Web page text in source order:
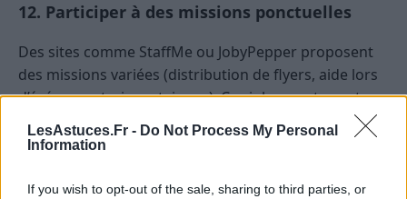
LesAstuces.Fr - Do Not Process My Personal
Information
If you wish to opt-out of the sale, sharing to third parties, or
12. Participer à des missions ponctuelles
Des sites comme StaffMe ou JobyPepper proposent
des missions variées (distribution de flyers, aide lors
d’événements, inventaires…). Ces jobs courts sont
parfaits si vous souhaitez adapter votre emploi du
temps.
13. Faire du ménage ou du repassage